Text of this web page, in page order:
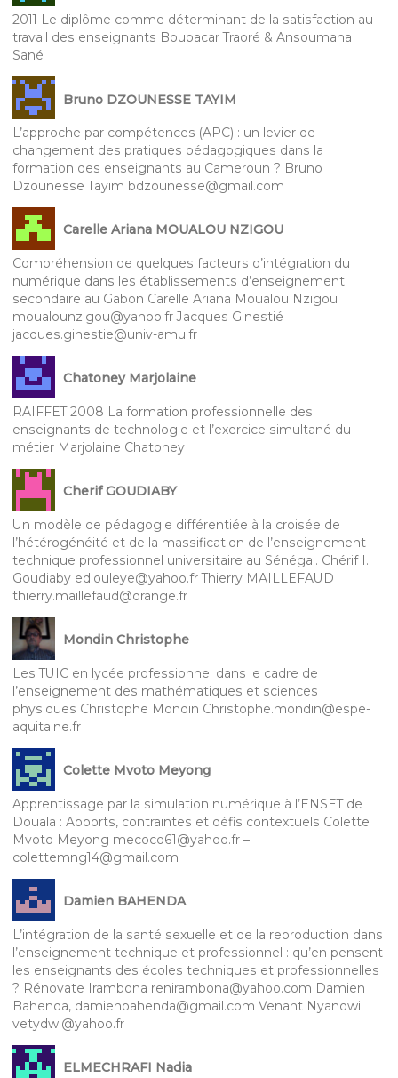
2011 Le diplôme comme déterminant de la satisfaction au
travail des enseignants Boubacar Traoré & Ansoumana
Sané
Bruno DZOUNESSE TAYIM
L’approche par compétences (APC) : un levier de
changement des pratiques pédagogiques dans la
formation des enseignants au Cameroun ? Bruno
Dzounesse Tayim bdzounesse@gmail.com
Carelle Ariana MOUALOU NZIGOU
Compréhension de quelques facteurs d’intégration du
numérique dans les établissements d’enseignement
secondaire au Gabon Carelle Ariana Moualou Nzigou
moualounzigou@yahoo.fr Jacques Ginestié
jacques.ginestie@univ-amu.fr
Chatoney Marjolaine
RAIFFET 2008 La formation professionnelle des
enseignants de technologie et l’exercice simultané du
métier Marjolaine Chatoney
Cherif GOUDIABY
Un modèle de pédagogie différentiée à la croisée de
l’hétérogénéité et de la massification de l’enseignement
technique professionnel universitaire au Sénégal. Chérif I.
Goudiaby ediouleye@yahoo.fr Thierry MAILLEFAUD
thierry.maillefaud@orange.fr
Mondin Christophe
Les TUIC en lycée professionnel dans le cadre de
l’enseignement des mathématiques et sciences
physiques Christophe Mondin Christophe.mondin@espe-
aquitaine.fr
Colette Mvoto Meyong
Apprentissage par la simulation numérique à l’ENSET de
Douala : Apports, contraintes et défis contextuels Colette
Mvoto Meyong mecoco61@yahoo.fr –
colettemng14@gmail.com
Damien BAHENDA
L’intégration de la santé sexuelle et de la reproduction dans
l’enseignement technique et professionnel : qu’en pensent
les enseignants des écoles techniques et professionnelles
? Rénovate Irambona renirambona@yahoo.com Damien
Bahenda, damienbahenda@gmail.com Venant Nyandwi
vetydwi@yahoo.fr
ELMECHRAFI Nadia